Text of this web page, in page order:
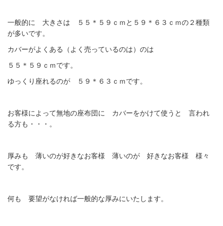
一般的に 大きさは ５５＊５９ｃｍと５９＊６３ｃｍの２種類
が多いです。
カバーがよくある（よく売っているのは）のは
５５＊５９ｃｍです。
ゆっくり座れるのが ５９＊６３ｃｍです。
お客様によって無地の座布団に カバーをかけて使うと 言われ
る方も・・・。
厚みも 薄いのが好きなお客様 薄いのが 好きなお客様 様々
です。
何も 要望がなければ一般的な厚みにいたします。